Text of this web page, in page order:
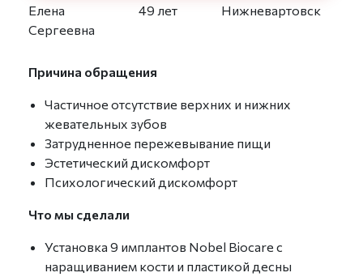
Елена
Сергеевна
49 лет
Нижневартовск
Причина обращения
Частичное отсутствие верхних и нижних
жевательных зубов
Затрудненное пережевывание пищи
Эстетический дискомфорт
Психологический дискомфорт
Что мы сделали
Установка 9 имплантов Nobel Biocare с
наращиванием кости и пластикой десны